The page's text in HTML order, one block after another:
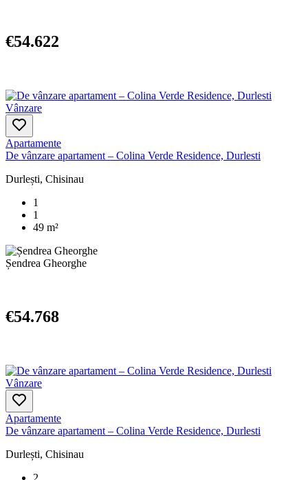
€54.622
Vânzare
Apartamente
De vânzare apartament – Colina Verde Residence, Durlesti
Durlești, Chisinau
1
1
49 m²
Șendrea Gheorghe
€54.768
Vânzare
Apartamente
De vânzare apartament – Colina Verde Residence, Durlesti
Durlești, Chisinau